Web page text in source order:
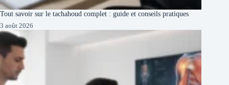
Tout savoir sur le tachahoud complet : guide et conseils pratiques
3 août 2026